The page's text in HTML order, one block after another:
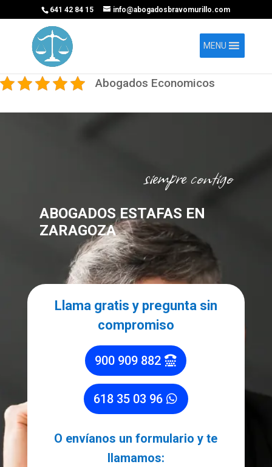
641 42 84 15 info@abogadosbravomurillo.com
MENU
Abogados Economicos
siempre contigo
ABOGADOS ESTAFAS EN
ZARAGOZA
Llama gratis y pregunta sin
compromiso
900 909 882
618 35 03 96
O envíanos un formulario y te
llamamos: